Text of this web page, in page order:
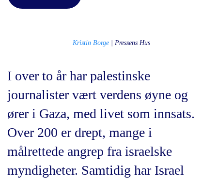
Kristin Borge | Pressens Hus
I over to år har palestinske
journalister vært verdens øyne og
ører i Gaza, med livet som innsats.
Over 200 er drept, mange i
målrettede angrep fra israelske
myndigheter. Samtidig har Israel